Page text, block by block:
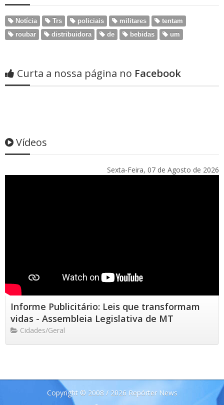
Notícia Trs policiais militares
tentam
roubar
distribuidora de bebidas um
Curta a nossa página no Facebook
Vídeos
Sexta-Feira, 07 de Agosto de 2026
Informe Publicitário: Leis que transformam
vidas - Assembleia Legislativa de MT
Cidades/Geral
Copyright © 2008 / 2026 Repórter News